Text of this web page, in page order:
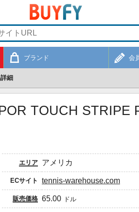
ブランド 会
細
TOUCH STRIPE
エリア アメリカ
ECサイト tennis-warehouse.com
販売価格 65.00 ドル